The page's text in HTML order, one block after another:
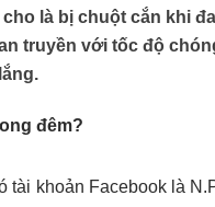
là bị chuột cắn khi
truyền với tốc độ
đêm?
tài khoản Facebook là